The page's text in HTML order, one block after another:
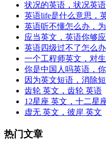
状况的英语，状况英语
英语life是什么意思，
英语听不懂怎么办，
应当英文，英语你够
英语四级过不了怎么
一个工程师英文，对
你是中国人吗英语，
因为英文短语，消除
齿轮 英文，齿轮 英语
12星座 英文，十二星
虚无 英文，彼岸 英文
热门文章